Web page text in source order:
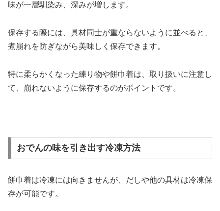
味が一層馴染み、深みが増します。
保存する際には、具材同士が重ならないように並べると、
煮崩れを防ぎながら美味しく保存できます。
特に柔らかくなった練り物や餅巾着は、取り扱いに注意し
て、崩れないように保存するのがポイントです。
おでんの味を引き出す冷凍方法
餅巾着は冷凍には向きませんが、だしや他の具材は冷凍保
存が可能です。